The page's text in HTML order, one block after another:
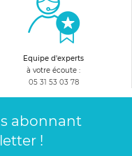
Equipe d'experts
à votre écoute :
05 31 53 03 78
abonnant
!